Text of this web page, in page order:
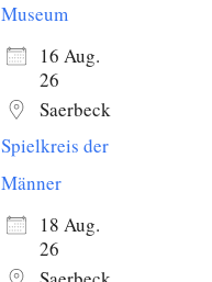
Museum
16 Aug.
26
Saerbeck
Spielkreis der
Männer
18 Aug.
26